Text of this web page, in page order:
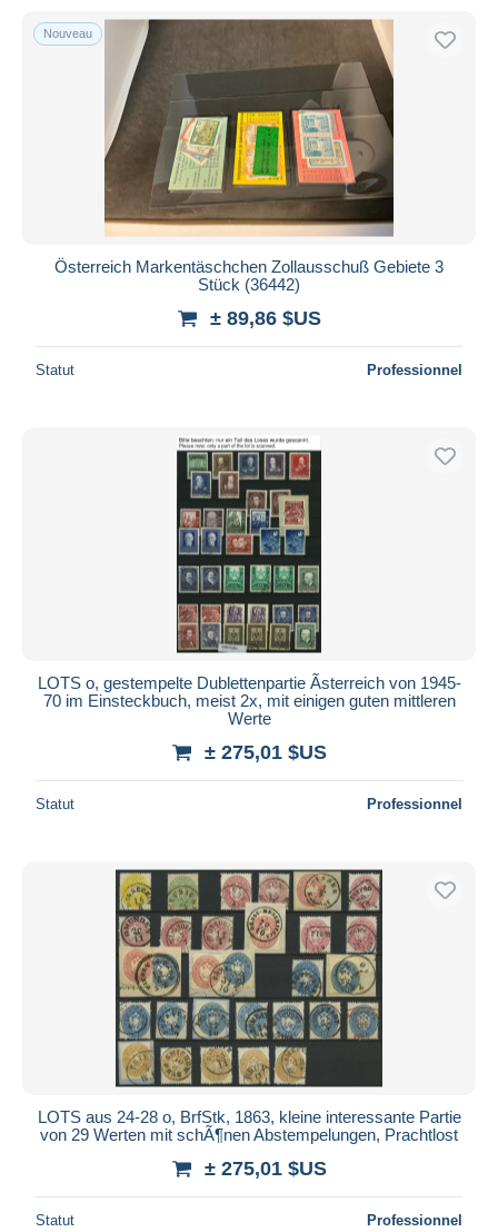
Nouveau
Österreich Markentäschchen Zollausschuß Gebiete 3
Stück (36442)
± 89,86 $US
Statut Professionnel
LOTS o, gestempelte Dublettenpartie Ãsterreich von 1945-
70 im Einsteckbuch, meist 2x, mit einigen guten mittleren
Werte
± 275,01 $US
Statut Professionnel
LOTS aus 24-28 o, BrfStk, 1863, kleine interessante Partie
von 29 Werten mit schÃ¶nen Abstempelungen, Prachtlost
± 275,01 $US
Statut Professionnel